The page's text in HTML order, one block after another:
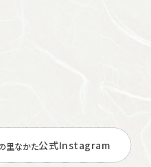
里なかた公式Instagram